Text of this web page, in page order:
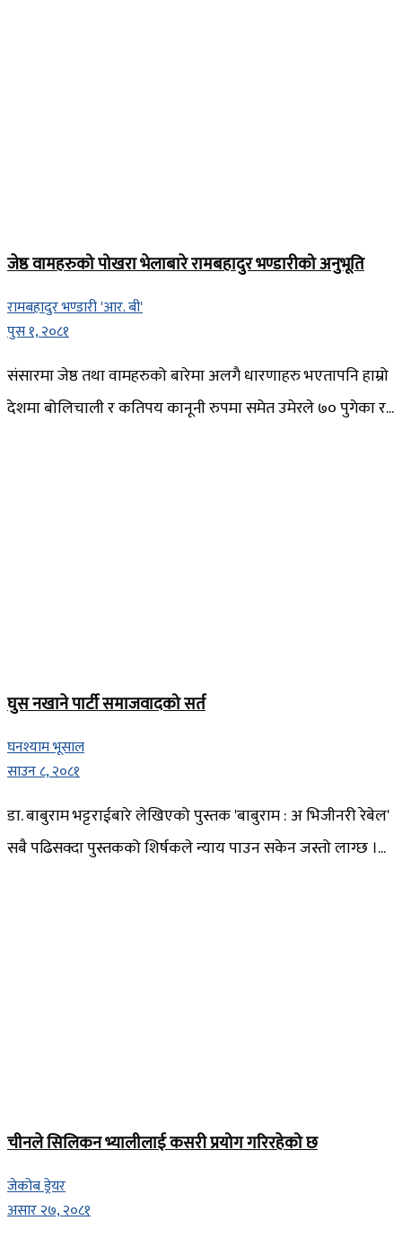
जेष्ठ वामहरुको पोखरा भेलाबारे रामबहादुर भण्डारीको अनुभूति
रामबहादुर भण्डारी 'आर. बी'
पुस १, २०८१
संसारमा जेष्ठ तथा वामहरुको बारेमा अलगै धारणाहरु भएतापनि हाम्रो
देशमा बोलिचाली र कतिपय कानूनी रुपमा समेत उमेरले ७० पुगेका र...
घुस नखाने पार्टी समाजवादको सर्त
घनश्याम भूसाल
साउन ८, २०८१
डा. बाबुराम भट्टराईबारे लेखिएको पुस्तक 'बाबुराम : अ भिजीनरी रेबेल'
सबै पढिसक्दा पुस्तकको शिर्षकले न्याय पाउन सकेन जस्तो लाग्छ ।...
चीनले सिलिकन भ्यालीलाई कसरी प्रयोग गरिरहेको छ
जेकोब ड्रेयर
असार २७, २०८१